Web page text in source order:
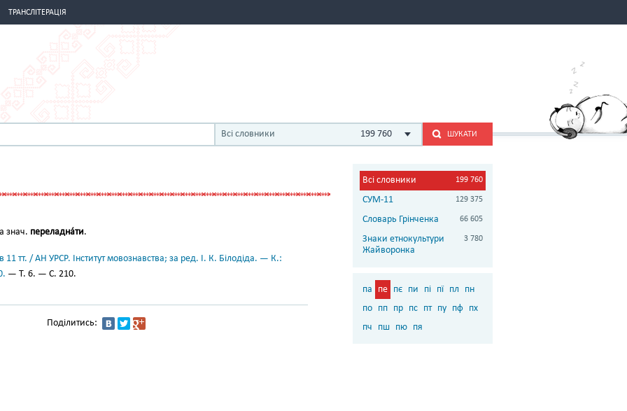
ТРАНСЛІТЕРАЦІЯ
Всі словники 199 760 ШУКАТИ
знач. переладна́ти.
11 тт. / АН УРСР. Інститут мовознавства; за ред. І. К. Білодіда. — К.:
— Т. 6. — С. 210.
Поділитись:
Всі словники 199 760
СУМ-11 129 375
Словарь Грінченка 66 605
Знаки етнокультури
Жайворонка
3 780
па пе пє пи пі пї пл
пн
по пп пр пс пт пу пф пх
пч
пш пю пя